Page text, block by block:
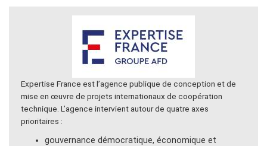
Expertise France est l’agence publique de conception et de
mise en œuvre de projets internationaux de coopération
technique. L’agence intervient autour de quatre axes
prioritaires :
gouvernance démocratique, économique et